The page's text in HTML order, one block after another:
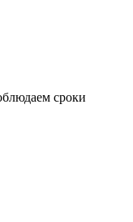
сроки